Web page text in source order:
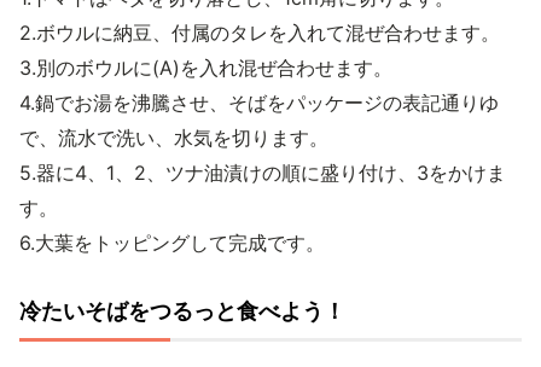
2.ボウルに納豆、付属のタレを入れて混ぜ合わせます。
3.別のボウルに(A)を入れ混ぜ合わせます。
4.鍋でお湯を沸騰させ、そばをパッケージの表記通りゆ
で、流水で洗い、水気を切ります。
5.器に4、1、2、ツナ油漬けの順に盛り付け、3をかけま
す。
6.大葉をトッピングして完成です。
冷たいそばをつるっと食べよう！